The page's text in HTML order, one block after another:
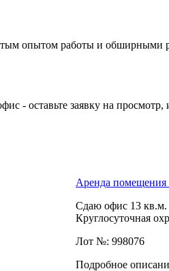
опытом работы и
- оставьте заявку на
Аренда помещения
Сдаю офис 13 кв.м.
Круглосуточная
Лот №: 998076
Подробное